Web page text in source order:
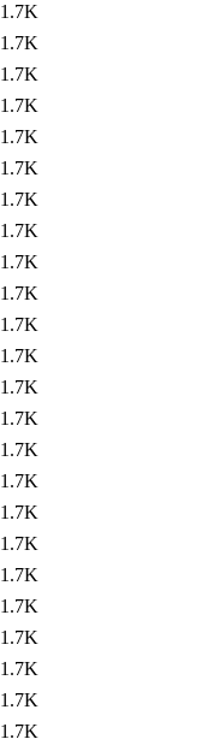
1.7K
1.7K
1.7K
1.7K
1.7K
1.7K
1.7K
1.7K
1.7K
1.7K
1.7K
1.7K
1.7K
1.7K
1.7K
1.7K
1.7K
1.7K
1.7K
1.7K
1.7K
1.7K
1.7K
1.7K